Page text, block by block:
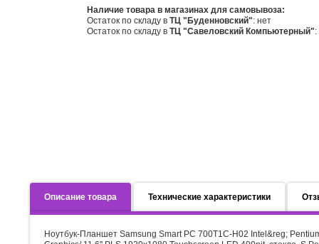
Наличие товара в магазинах для самовывоза:
Остаток по складу в ТЦ "Буденновский": нет
Остаток по складу в ТЦ "Савеловский Компьютерный"
Описание товара Технические характеристики
Ноутбук-Планшет Samsung Smart PC 700T1C-H02 Intel&reg;